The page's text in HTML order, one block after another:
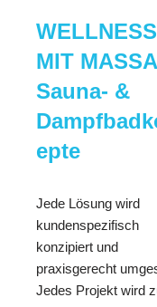
WELLNESS
MIT
Sauna- &
epte
Jede Lösung wird
kundenspezifisch
konzipiert und
praxisgerecht
Jedes Projekt wird